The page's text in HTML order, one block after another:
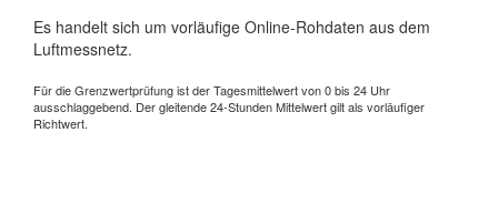
Es handelt sich um vorläufige Online-Rohdaten aus dem
Luftmessnetz.
Für die Grenzwertprüfung ist der Tagesmittelwert von 0 bis 24 Uhr
ausschlaggebend. Der gleitende 24-Stunden Mittelwert gilt als vorläufiger
Richtwert.